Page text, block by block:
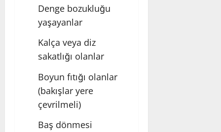
Denge bozukluğu
yaşayanlar
Kalça veya diz
sakatlığı olanlar
Boyun fıtığı olanlar
(bakışlar yere
çevrilmeli)
Baş dönmesi